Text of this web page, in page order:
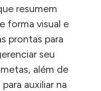
resumem
forma visual e
prontas para
seu
além de
auxiliar na